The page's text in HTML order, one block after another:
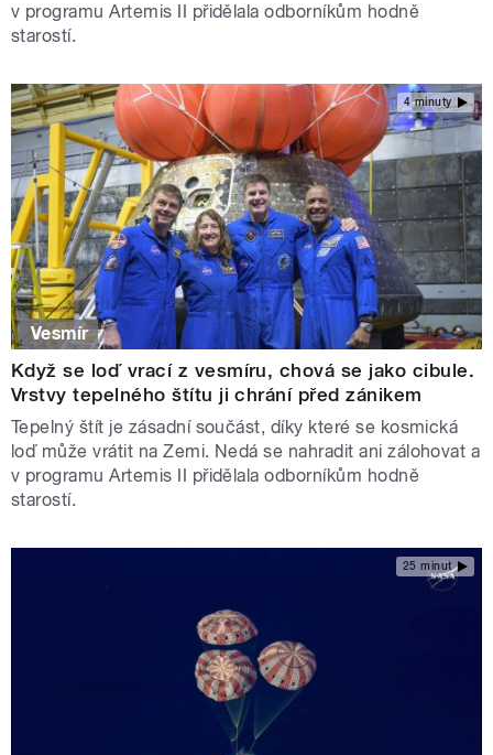
v programu Artemis II přidělala odborníkům hodně
starostí.
4 minuty
Vesmír
Když se loď vrací z vesmíru, chová se jako cibule.
Vrstvy tepelného štítu ji chrání před zánikem
Tepelný štít je zásadní součást, díky které se kosmická
loď může vrátit na Zemi. Nedá se nahradit ani zálohovat a
v programu Artemis II přidělala odborníkům hodně
starostí.
25 minut